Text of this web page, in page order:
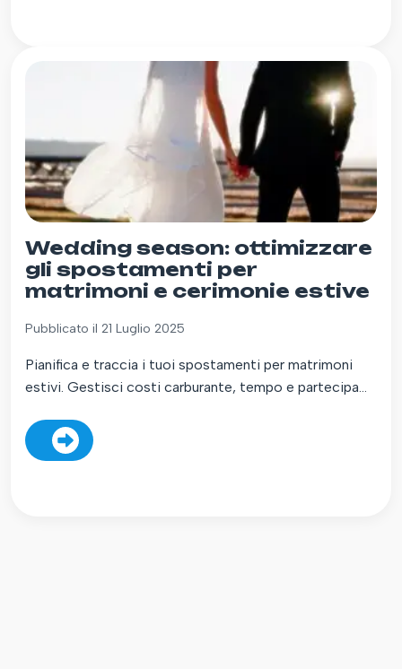
Wedding season: ottimizzare
gli spostamenti per
matrimoni e cerimonie estive
Pubblicato il 21 Luglio 2025
Pianifica e traccia i tuoi spostamenti per matrimoni
estivi. Gestisci costi carburante, tempo e partecipa...